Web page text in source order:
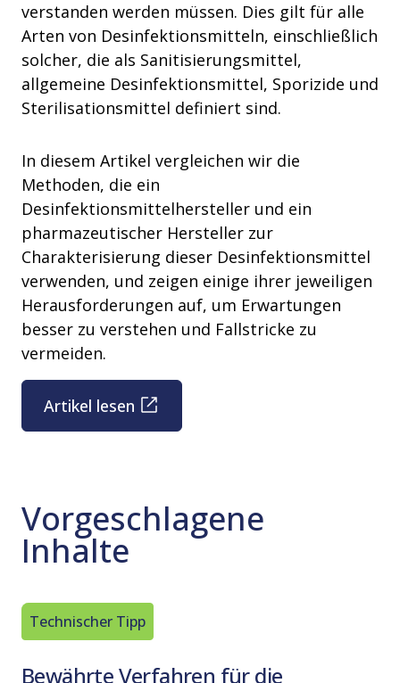
verstanden werden müssen. Dies gilt für alle
Arten von Desinfektionsmitteln, einschließlich
solcher, die als Sanitisierungsmittel,
allgemeine Desinfektionsmittel, Sporizide und
Sterilisationsmittel definiert sind.
In diesem Artikel vergleichen wir die
Methoden, die ein
Desinfektionsmittelhersteller und ein
pharmazeutischer Hersteller zur
Charakterisierung dieser Desinfektionsmittel
verwenden, und zeigen einige ihrer jeweiligen
Herausforderungen auf, um Erwartungen
besser zu verstehen und Fallstricke zu
vermeiden.
Artikel lesen
Vorgeschlagene
Inhalte
Technischer Tipp
Bewährte Verfahren für die